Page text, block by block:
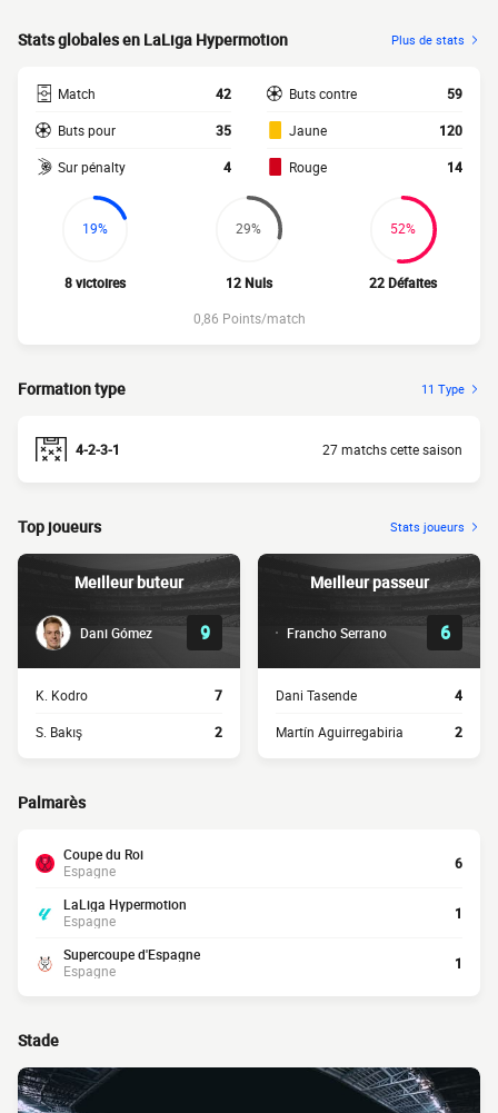
Stats globales en LaLiga Hypermotion Plus de stats
Match 42
Buts pour 35
Sur pénalty 4
Buts contre 59
Jaune 120
Rouge 14
19%
8 victoires
29%
12 Nuls
52%
22 Défaites
0,86 Points/match
Formation type 11 Type
4-2-3-1 27 matchs cette saison
Top joueurs Stats joueurs
Meilleur buteur
Dani Gómez 9
K. Kodro 7
S. Bakış 2
Meilleur passeur
Francho Serrano 6
Dani Tasende 4
Martín Aguirregabiria 2
Palmarès
Coupe du Roi
Espagne
6
LaLiga Hypermotion
Espagne
1
Supercoupe d'Espagne
Espagne
1
Stade